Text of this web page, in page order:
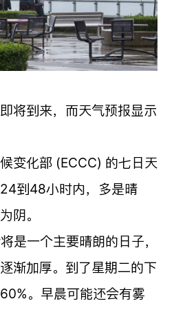
将到来，而天气预报显示
变化部 (ECCC) 的七日天
到48小时内，多是晴
阴。
是一个主要晴朗的日子，
渐加厚。到了星期二的下
。早晨可能还会有雾